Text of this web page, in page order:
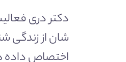
اختصاص داده